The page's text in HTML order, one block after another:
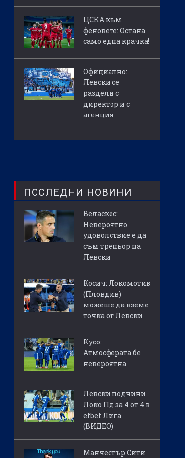
ЦСКА към
феновете: Остана
само една крачка!
Официално:
Левски се
раздели с
директор и с
агенция
ПОСЛЕДНИ НОВИНИ
Веласкес:
Невероятно
удоволствие е да
съм треньор на
Левски
Косич: Локомотив
(Пловдив)
можеше да вземе
точка от Левски
Кусо:
Атмосферата бе
невероятна
Левски подчини
Локо Пд за 4 от 4 в
efbet Лига
(ВИДЕО)
Манчестър Сити